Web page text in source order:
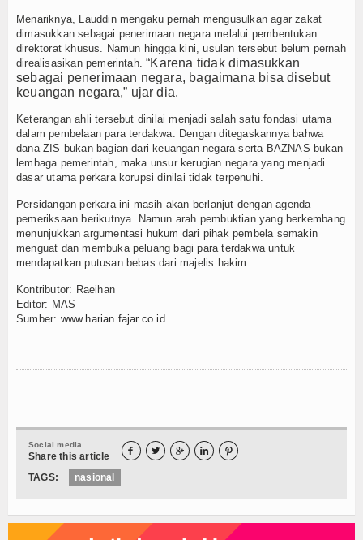
Menariknya, Lauddin mengaku pernah mengusulkan agar zakat
dimasukkan sebagai penerimaan negara melalui pembentukan
direktorat khusus. Namun hingga kini, usulan tersebut belum pernah
direalisasikan pemerintah.“Karena tidak dimasukkan
sebagai penerimaan negara, bagaimana bisa disebut
keuangan negara,” ujar dia.
Keterangan ahli tersebut dinilai menjadi salah satu fondasi utama
dalam pembelaan para terdakwa. Dengan ditegaskannya bahwa
dana ZIS bukan bagian dari keuangan negara serta BAZNAS bukan
lembaga pemerintah, maka unsur kerugian negara yang menjadi
dasar utama perkara korupsi dinilai tidak terpenuhi.
Persidangan perkara ini masih akan berlanjut dengan agenda
pemeriksaan berikutnya. Namun arah pembuktian yang berkembang
menunjukkan argumentasi hukum dari pihak pembela semakin
menguat dan membuka peluang bagi para terdakwa untuk
mendapatkan putusan bebas dari majelis hakim.
Kontributor: Raeihan
Editor: MAS
Sumber: www.harian.fajar.co.id
Social media
Share this article     
TAGS: nasional